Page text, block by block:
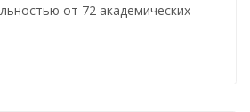
от 72 академических